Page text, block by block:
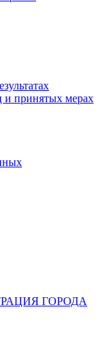
и принятых мерах
ГОРОДА